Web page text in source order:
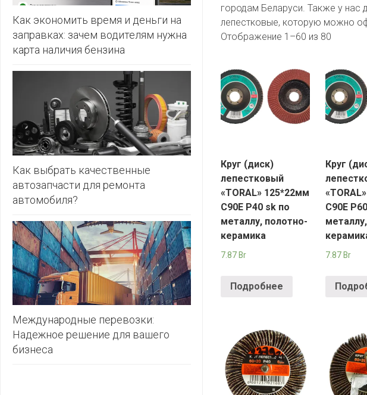
ДОМАШНИЙ
ЕВРОКЭШ
ЗЛАТКА
ЗОРИНА
КВАРТАЛ
КОПЕЕЧКА
КОРОНА
ПОСТТОРГ
РАДУГА
РОДНЫ
КУТ
РУБЛЕВСКИЙ
FABERLIC
ORIFLAME
FORMELLE
MINIMAX
OSTIN
PULL&BEAR
SHAGOVITA
STRADIVARIUS
ZARA
FIX
PRICE
JYSK
YORK
городам Беларуси. Также у нас
лепестковые, которую можно
Отображение 1–60 из 80
Круг (диск)
лепестковый
«TORAL» 125*22мм
C90E P40 sk по
металлу, полотно-
керамика
7.87 Br
Подробнее
Круг
C90E
7.87 Br
Как экономить время и деньги на
заправках: зачем водителям нужна
карта наличия бензина
Как выбрать качественные
автозапчасти для ремонта
автомобиля?
Международные перевозки:
Надежное решение для вашего
бизнеса